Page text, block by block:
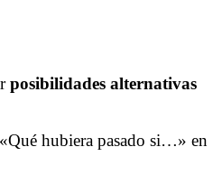
posibilidades alternativas
hubiera pasado si…» en